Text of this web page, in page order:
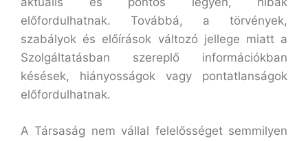
előfordulhatnak. Továbbá, a törvények,
szabályok és előírások változó jellege miatt a
Szolgáltatásban szereplő információkban
késések, hiányosságok vagy pontatlanságok
előfordulhatnak.
A Társaság nem vállal felelősséget semmilyen